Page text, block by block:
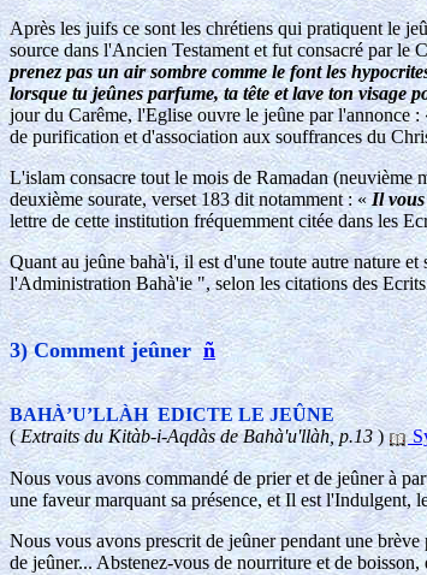
Après les juifs ce sont les chrétiens qui pratiquent le
source dans l'Ancien Testament et fut consacré par
prenez pas un air sombre comme le font les
lorsque tu jeûnes parfume, ta tête et lave ton visage
jour du Carême, l'Eglise ouvre le jeûne par l'annonce :
de purification et d'association aux souffrances du
L'islam consacre tout le mois de Ramadan (neuvième
deuxième sourate, verset 183 dit notamment : «Il
lettre de cette institution fréquemment citée dans les
Quant au jeûne bahà'i, il est d'une toute autre nature
l'Administration Bahà'ie ", selon les citations des
3) Comment jeûner ñ
BAHÀ’U’LLÀH EDICTE LE JEÛNE
(Extraits du Kitàb-i-Aqdàs de Bahà'u'llàh, p.13)
Nous vous avons commandé de prier et de jeûner à
une faveur marquant sa présence, et Il est l'Indulgent,
Nous vous avons prescrit de jeûner pendant une
de jeûner... Abstenez-vous de nourriture et de